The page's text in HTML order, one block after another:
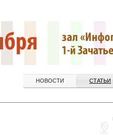
НОВОСТИ СТАТЬИ